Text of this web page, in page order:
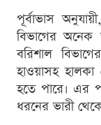
পূর্বাভাস
বিভাগের অনেক
বরিশাল
হাওয়াসহ হালকা
হতে পারে। এর
ধরনের ভারী